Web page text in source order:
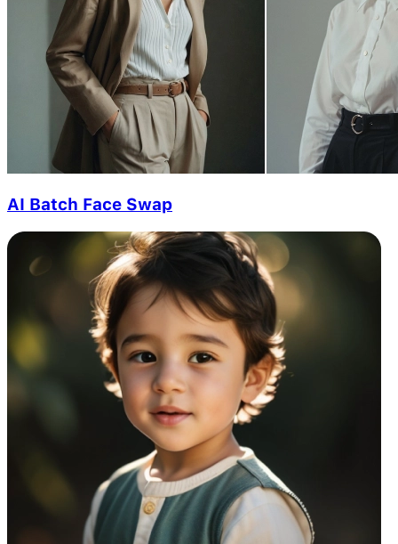
AI Batch Face Swap